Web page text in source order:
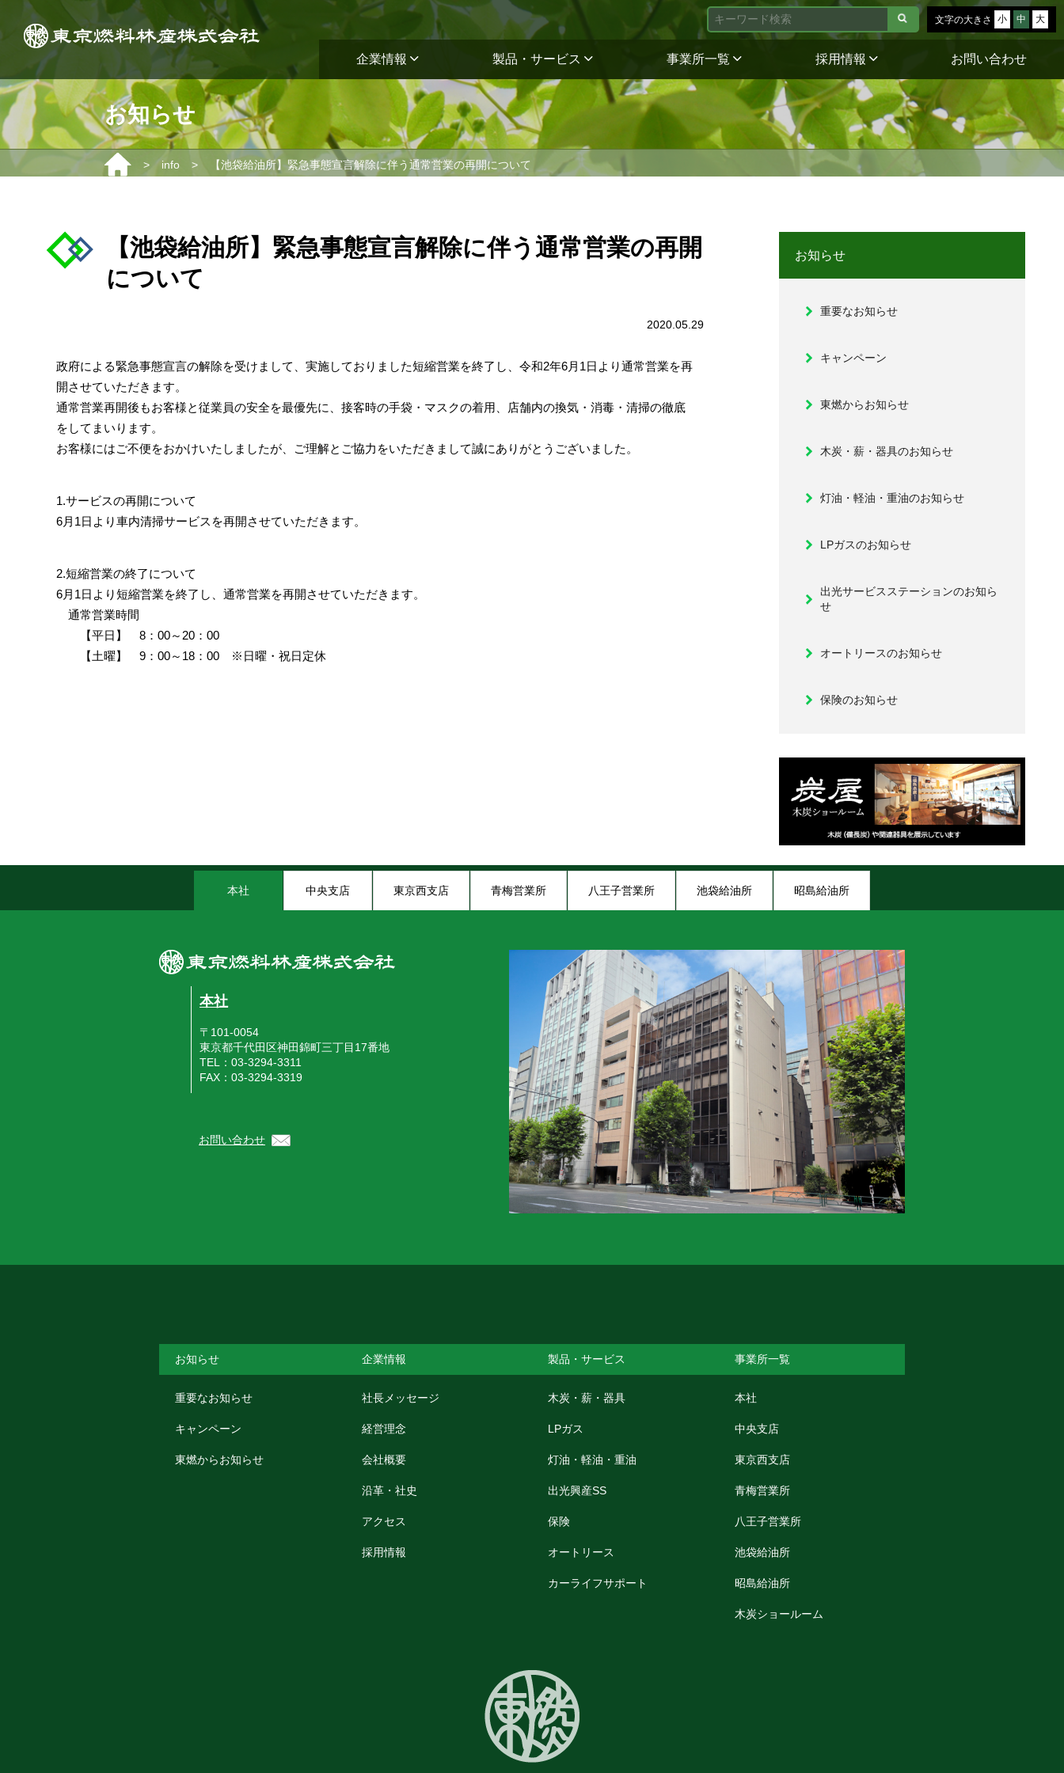
文字の大きさ 小 中 大
企業情報 製品・サービス 事業所一覧 採用情報 お問い合わせ
お知らせ
> info > 【池袋給油所】緊急事態宣言解除に伴う通常営業の再開について
【池袋給油所】緊急事態宣言解除に伴う通常営業の再開
について
2020.05.29
政府による緊急事態宣言の解除を受けまして、実施しておりました短縮営業を終了し、令和2年6月1日より通常営業を再
開させていただきます。
通常営業再開後もお客様と従業員の安全を最優先に、接客時の手袋・マスクの着用、店舗内の換気・消毒・清掃の徹底
をしてまいります。
お客様にはご不便をおかけいたしましたが、ご理解とご協力をいただきまして誠にありがとうございました。
1.サービスの再開について
6月1日より車内清掃サービスを再開させていただきます。
2.短縮営業の終了について
6月1日より短縮営業を終了し、通常営業を再開させていただきます。
通常営業時間
【平日】 8：00～20：00
【土曜】 9：00～18：00 ※日曜・祝日定休
お知らせ
重要なお知らせ
キャンペーン
東燃からお知らせ
木炭・薪・器具のお知らせ
灯油・軽油・重油のお知らせ
LPガスのお知らせ
出光サービスステーションのお知ら
せ
オートリースのお知らせ
保険のお知らせ
本社 中央支店 東京西支店 青梅営業所 八王子営業所 池袋給油所 昭島給油所
本社
〒101-0054
東京都千代田区神田錦町三丁目17番地
TEL：03-3294-3311
FAX：03-3294-3319
お問い合わせ
お知らせ
重要なお知らせ
キャンペーン
東燃からお知らせ
企業情報
社長メッセージ
経営理念
会社概要
沿革・社史
アクセス
採用情報
製品・サービス
木炭・薪・器具
LPガス
灯油・軽油・重油
出光興産SS
保険
オートリース
カーライフサポート
事業所一覧
本社
中央支店
東京西支店
青梅営業所
八王子営業所
池袋給油所
昭島給油所
木炭ショールーム